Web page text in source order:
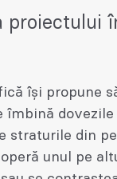
proiectului
își propune
îmbină
straturile din
unul pe